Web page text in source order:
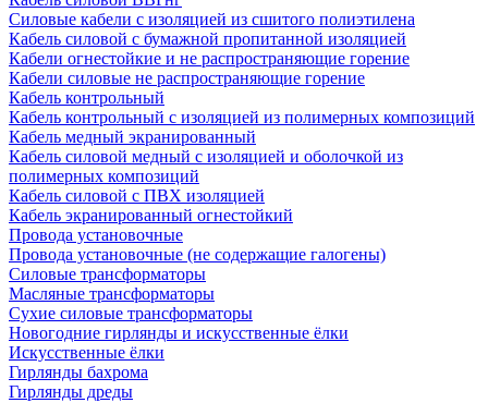
Силовые кабели с изоляцией из сшитого полиэтилена
Кабель силовой с бумажной пропитанной изоляцией
Кабели огнестойкие и не распространяющие горение
Кабели силовые не распространяющие горение
Кабель контрольный
Кабель контрольный с изоляцией из полимерных композиций
Кабель медный экранированный
Кабель силовой медный с изоляцией и оболочкой из
полимерных композиций
Кабель силовой с ПВХ изоляцией
Кабель экранированный огнестойкий
Провода установочные
Провода установочные (не содержащие галогены)
Силовые трансформаторы
Масляные трансформаторы
Сухие силовые трансформаторы
Новогодние гирлянды и искусственные ёлки
Искусственные ёлки
Гирлянды бахрома
Гирлянды дреды